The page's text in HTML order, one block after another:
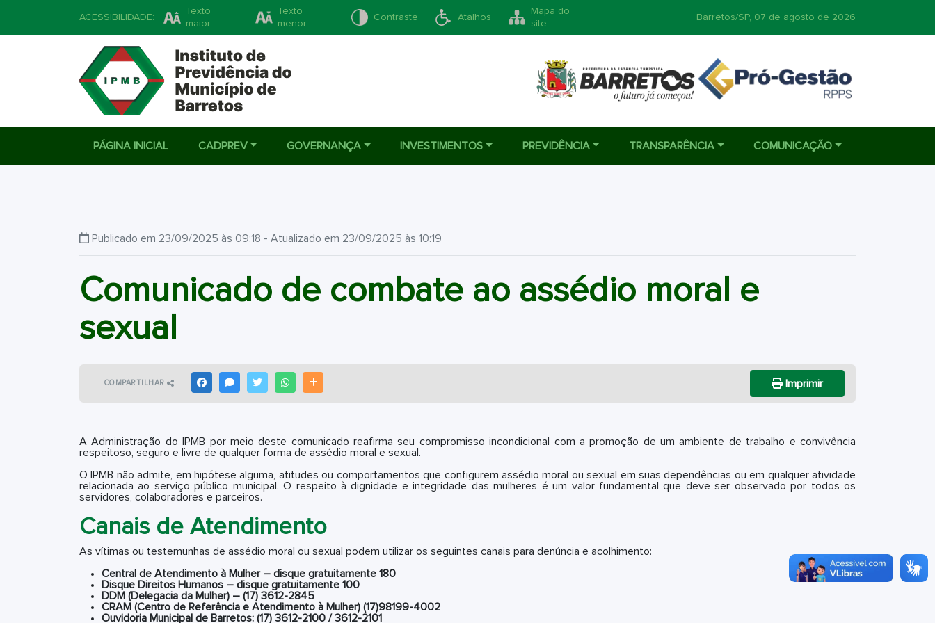
ACESSIBILIDADE:
Texto
maior
Texto
menor
Contraste Atalhos
Mapa do
site
Barretos/SP, 07 de agosto de 2026
PÁGINA INICIAL CADPREV GOVERNANÇA INVESTIMENTOS PREVIDÊNCIA TRANSPARÊNCIA COMUNICAÇÃO
Publicado em 23/09/2025 às 09:18 - Atualizado em 23/09/2025 às 10:19
Comunicado de combate ao assédio moral e
sexual
COMPARTILHAR FACEBOOKMESSENGERTWITTER WHATSAPP Imprimir
A Administração do IPMB por meio deste comunicado reafirma seu compromisso incondicional com a promoção de um ambiente de trabalho e convivência
respeitoso, seguro e livre de qualquer forma de assédio moral e sexual.
O IPMB não admite, em hipótese alguma, atitudes ou comportamentos que configurem assédio moral ou sexual em suas dependências ou em qualquer atividade
relacionada ao serviço público municipal. O respeito à dignidade e integridade das mulheres é um valor fundamental que deve ser observado por todos os
servidores, colaboradores e parceiros.
Canais de Atendimento
As vítimas ou testemunhas de assédio moral ou sexual podem utilizar os seguintes canais para denúncia e acolhimento:
Central de Atendimento à Mulher – disque gratuitamente 180
Disque Direitos Humanos – disque gratuitamente 100
DDM (Delegacia da Mulher) – (17) 3612-2845
CRAM (Centro de Referência e Atendimento à Mulher) (17)98199-4002
Ouvidoria Municipal de Barretos: (17) 3612-2100 / 3612-2101